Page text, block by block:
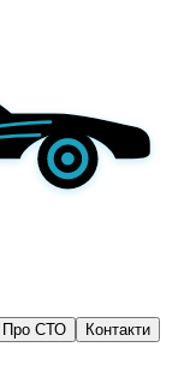
Про СТО Контакти